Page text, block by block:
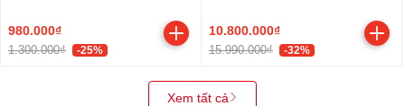
980.000₫
1.300.000₫ -25%
10.800.000₫
15.990.000₫ -32%
Xem tất cả